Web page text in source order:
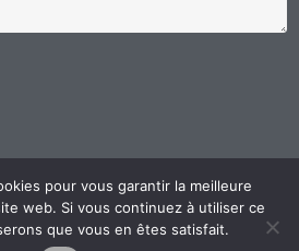
pour vous garantir la meilleure
web. Si vous continuez à utiliser ce
que vous en êtes satisfait.